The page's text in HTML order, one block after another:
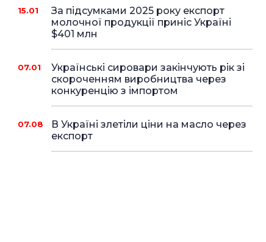
15.01
За підсумками 2025 року експорт
молочної продукції приніс Україні
$401 млн
07.01
Українські сировари закінчують рік зі
скороченням виробництва через
конкуренцію з імпортом
07.08
В Україні злетіли ціни на масло через
експорт